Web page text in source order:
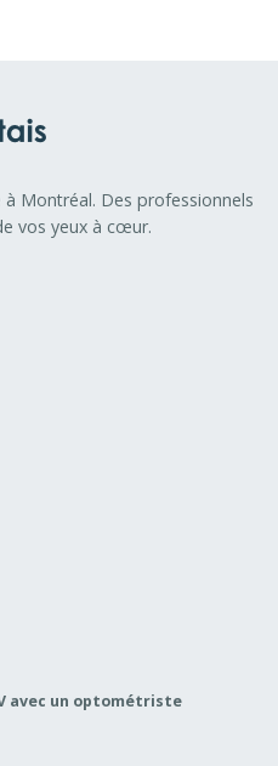
Montréal. Des professionnels
vos yeux à cœur.
avec un optométriste